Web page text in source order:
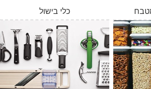
כלי בישול